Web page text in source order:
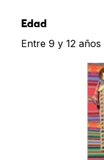
Edad
Entre 9 y 12 años